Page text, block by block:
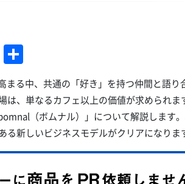
Hatena
有
まる中、共通の「好き」を持つ仲間と語
は、単なるカフェ以上の価値が求められ
（ボムナル）」について解説します
る新しいビジネスモデルがクリアになりま